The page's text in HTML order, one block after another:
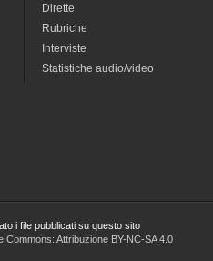
Dirette
Rubriche
Interviste
Statistiche audio/video
i file pubblicati su questo sito
Commons: Attribuzione BY-NC-SA 4.0